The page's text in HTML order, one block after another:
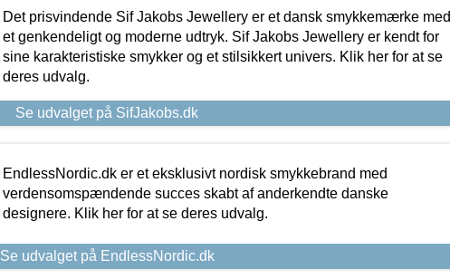
Det prisvindende Sif Jakobs Jewellery er et dansk smykkemærke med
et genkendeligt og moderne udtryk. Sif Jakobs Jewellery er kendt for
sine karakteristiske smykker og et stilsikkert univers. Klik her for at se
deres udvalg.
Se udvalget på SifJakobs.dk
EndlessNordic.dk er et eksklusivt nordisk smykkebrand med
verdensomspændende succes skabt af anderkendte danske
designere. Klik her for at se deres udvalg.
Se udvalget på EndlessNordic.dk